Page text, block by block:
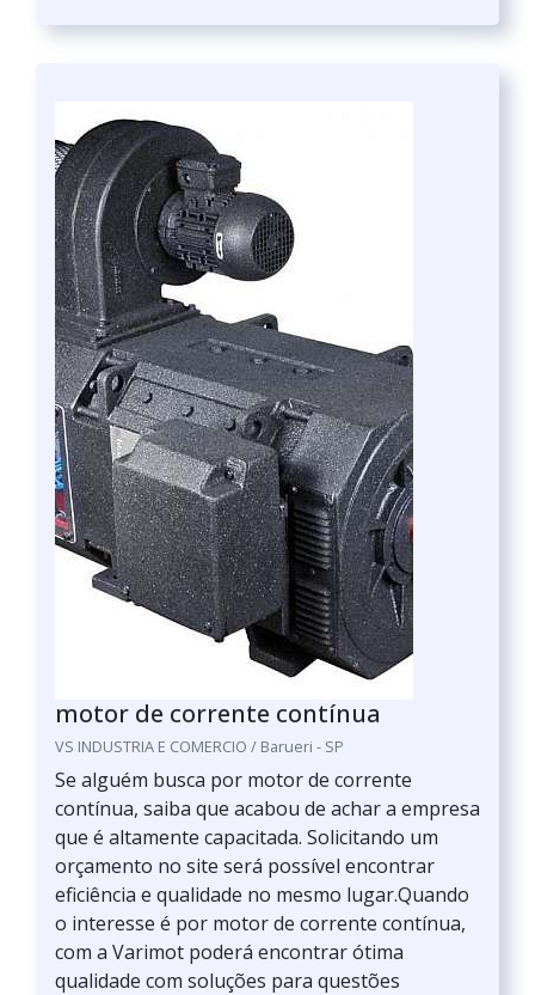
motor de corrente contínua
VS INDUSTRIA E COMERCIO / Barueri - SP
Se alguém busca por motor de corrente
contínua, saiba que acabou de achar a empresa
que é altamente capacitada. Solicitando um
orçamento no site será possível encontrar
eficiência e qualidade no mesmo lugar.Quando
o interesse é por motor de corrente contínua,
com a Varimot poderá encontrar ótima
qualidade com soluções para questões